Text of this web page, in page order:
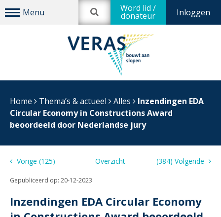
Inloggen
Word lid /
donateur
Home Thema’s & actueel Alles
Inzendingen EDA
Circular Economy in Constructions Award
beoordeeld door Nederlandse jury
Vorige (125) Overzicht (384) Volgende
Gepubliceerd op: 20-12-2023
Inzendingen EDA Circular Economy